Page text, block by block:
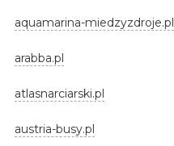
aquamarina-miedzyzdroje.pl
arabba.pl
atlasnarciarski.pl
austria-busy.pl